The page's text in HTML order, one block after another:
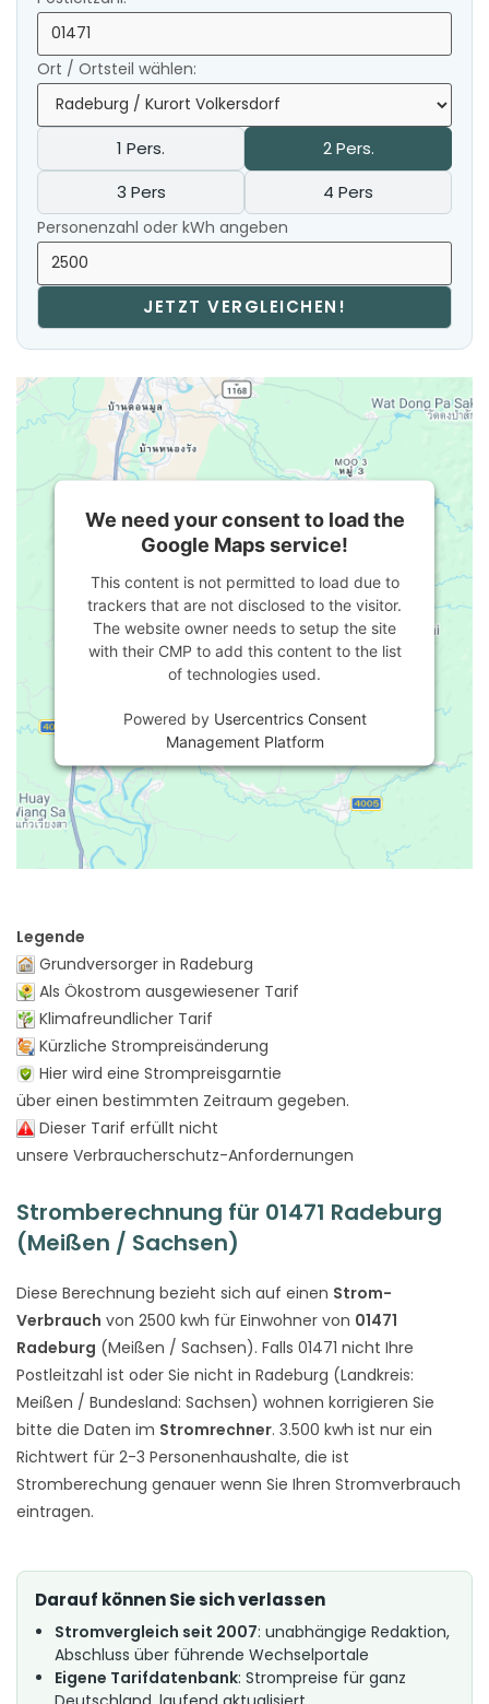
Ort / Ortsteil wählen:
1 Pers.
2 Pers.
3 Pers
4 Pers
Personenzahl oder kWh angeben
JETZT VERGLEICHEN!
We need your consent to load the
Google Maps service!
This content is not permitted to load due to
trackers that are not disclosed to the visitor.
The website owner needs to setup the site
with their CMP to add this content to the list
of technologies used.
Powered by Usercentrics Consent
Management Platform
Legende
Grundversorger in Radeburg
Als Ökostrom ausgewiesener Tarif
Klimafreundlicher Tarif
Kürzliche Strompreisänderung
Hier wird eine Strompreisgarntie
über einen bestimmten Zeitraum gegeben.
Dieser Tarif erfüllt nicht
unsere Verbraucherschutz-Anfordernungen
Stromberechnung für 01471 Radeburg
(Meißen / Sachsen)
Diese Berechnung bezieht sich auf einen Strom-
Verbrauch von 2500 kwh für Einwohner von 01471
Radeburg (Meißen / Sachsen). Falls 01471 nicht Ihre
Postleitzahl ist oder Sie nicht in Radeburg (Landkreis:
Meißen / Bundesland: Sachsen) wohnen korrigieren Sie
bitte die Daten im Stromrechner. 3.500 kwh ist nur ein
Richtwert für 2-3 Personenhaushalte, die ist
Stromberechung genauer wenn Sie Ihren Stromverbrauch
eintragen.
Darauf können Sie sich verlassen
Stromvergleich seit 2007: unabhängige Redaktion,
Abschluss über führende Wechselportale
Eigene Tarifdatenbank: Strompreise für ganz